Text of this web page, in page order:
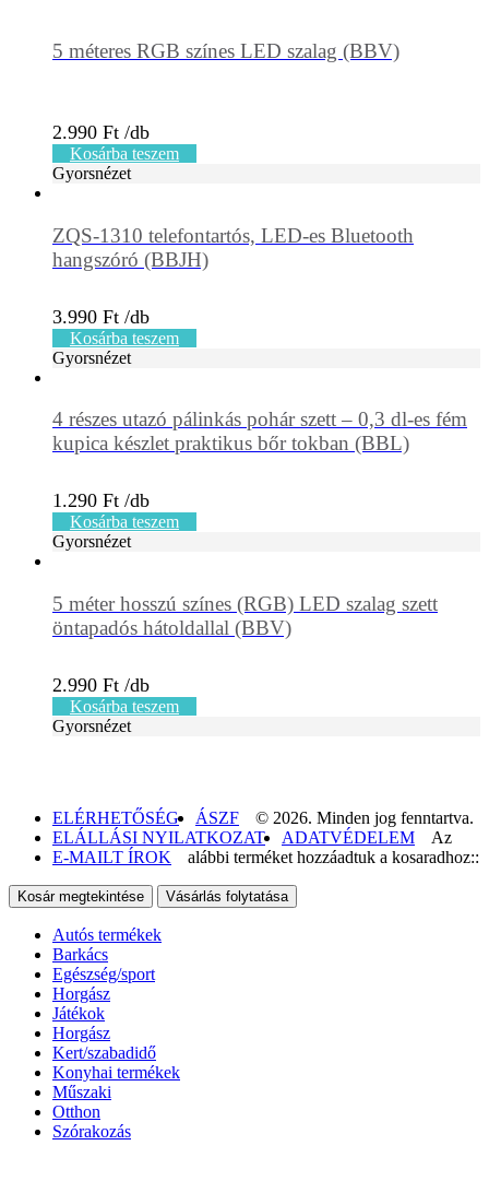
5 méteres RGB színes LED szalag (BBV)
2.990 Ft
Kosárba teszem
Gyorsnézet
ZQS-1310 telefontartós, LED-es Bluetooth
hangszóró (BBJH)
3.990 Ft
Kosárba teszem
Gyorsnézet
4 részes utazó pálinkás pohár szett – 0,3 dl-es fém
kupica készlet praktikus bőr tokban (BBL)
1.290 Ft
Kosárba teszem
Gyorsnézet
5 méter hosszú színes (RGB) LED szalag szett
öntapadós hátoldallal (BBV)
2.990 Ft
Kosárba teszem
Gyorsnézet
ELÉRHETŐSÉG
ÁSZF
ELÁLLÁSI NYILATKOZAT
ADATVÉDELEM
E-MAILT ÍROK
© 2026. Minden jog fenntartva.
Az
alábbi terméket hozzáadtuk a kosaradhoz::
Kosár megtekintése Vásárlás folytatása
Autós termékek
Barkács
Egészség/sport
Horgász
Játékok
Horgász
Kert/szabadidő
Konyhai termékek
Műszaki
Otthon
Szórakozás